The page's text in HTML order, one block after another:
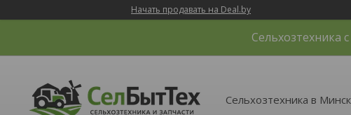
Начать продавать на Deal.by
Сельхозтехника
Сельхозтехника в